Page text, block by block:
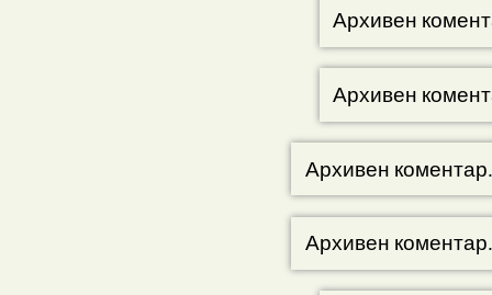
Архивен
Архивен
Архивен коментар.
Архивен коментар.